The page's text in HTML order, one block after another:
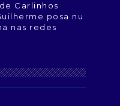
Carlinhos
posa nu
nas redes